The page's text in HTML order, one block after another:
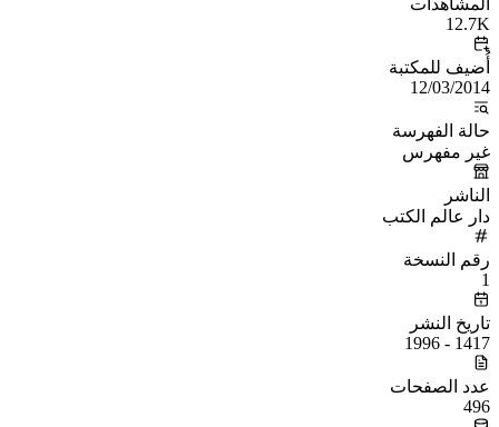
12.7K
أُضيف للمكتبة
12/03/2014
حالة الفهرسة
غير مفهرس
الناشر
دار عالم الكتب
رقم النسخة
1
تاريخ النشر
1417 - 1996
عدد الصفحات
496